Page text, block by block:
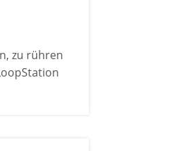
zu rühren